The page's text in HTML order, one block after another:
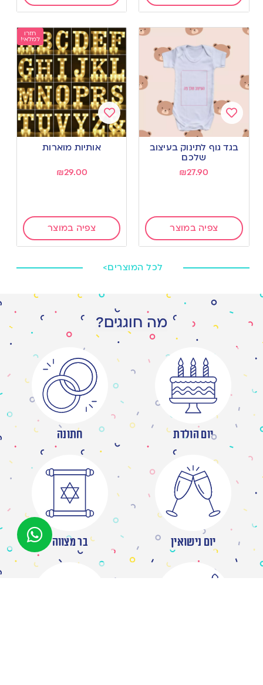
to
wishlist
בגד גוף לתינוק בעיצוב
שלכם
₪27.90
צפיה במוצר
חזרו
למלאי!
Add
wishlist
אותיות מוארות
₪29.00
צפיה במוצר
לכל המוצרים>
מה חוגגים?
יום הולדת חתונה
יום נישואין בר מצווה